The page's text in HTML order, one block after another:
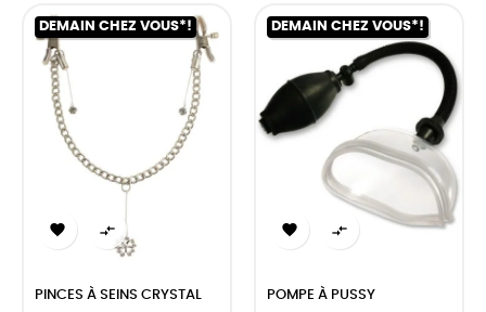
DEMAIN CHEZ VOUS*!
 
PINCES À SEINS CRYSTAL
DEMAIN CHEZ VOUS*!
 
POMPE À PUSSY